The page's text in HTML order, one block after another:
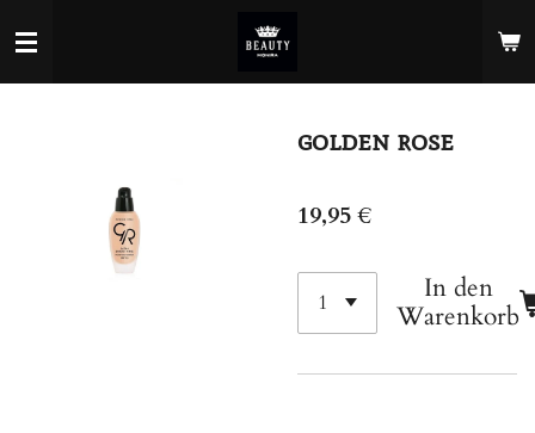
Hauptinhalt
springen
golden rose
19,95 €
In den
Warenkorb